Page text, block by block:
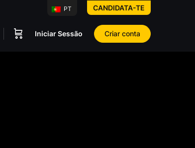
PT CANDIDATA-TE
Iniciar Sessão Criar conta